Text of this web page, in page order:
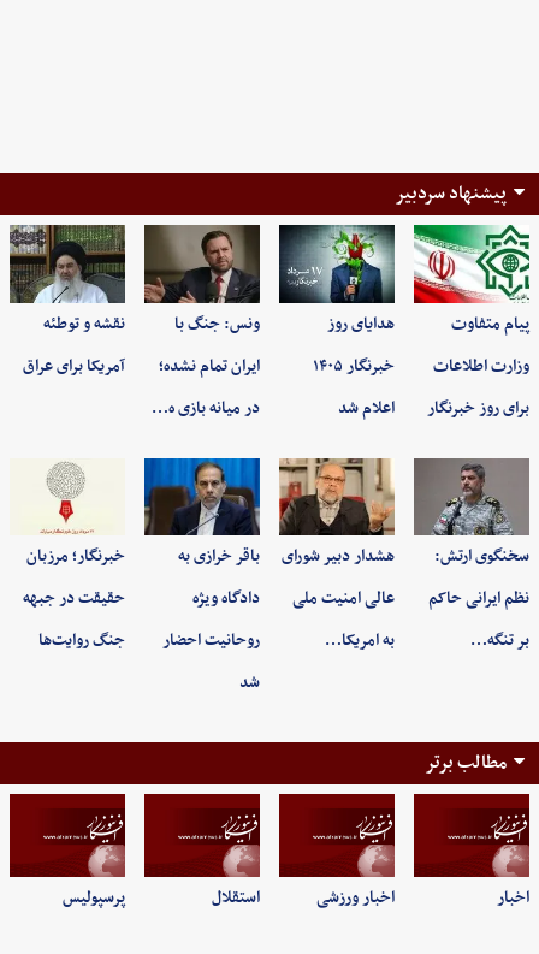
پیشنهاد سردبیر
پیام متفاوت
وزارت اطلاعات
برای روز خبرنگار
هدایای روز
خبرنگار ۱۴۰۵
اعلام شد
ونس: جنگ با
ایران تمام نشده؛
در میانه بازی ه…
نقشه و توطئه
آمریکا برای عراق
سخنگوی ارتش:
نظم ایرانی حاکم
بر تنگه…
هشدار دبیر شورای
عالی امنیت ملی
به امریکا…
باقر خرازی به
دادگاه ویژه
روحانیت احضار
شد
خبرنگار؛ مرزبان
حقیقت در جبهه
جنگ روایت‌ها
مطالب برتر
اخبار اخبار ورزشی استقلال پرسپولیس